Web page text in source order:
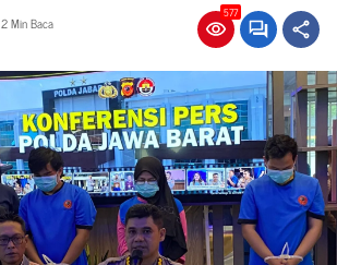
2 Min Baca
577